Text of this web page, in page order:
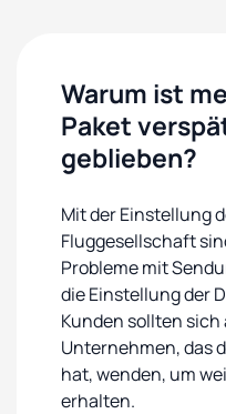
Warum ist
Paket
geblieben?
Mit der Einstellung
Fluggesellschaft
Probleme mit
die Einstellung der
Kunden sollten sich
Unternehmen, das
hat, wenden, um
erhalten.